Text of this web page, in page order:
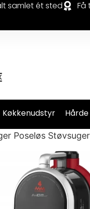
samlet ét sted Få
Køkkenudstyr
Poseløs